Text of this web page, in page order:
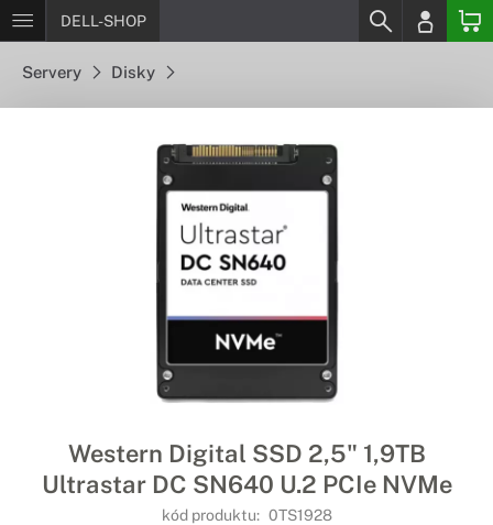
DELL-SHOP
Servery Disky
Western Digital SSD 2,5" 1,9TB
Ultrastar DC SN640 U.2 PCIe NVMe
kód produktu: 0TS1928